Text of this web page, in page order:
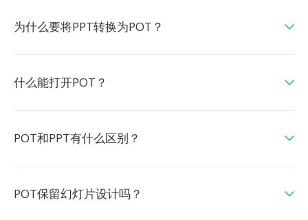
为什么要将PPT转换为POT？
什么能打开POT？
POT和PPT有什么区别？
POT保留幻灯片设计吗？